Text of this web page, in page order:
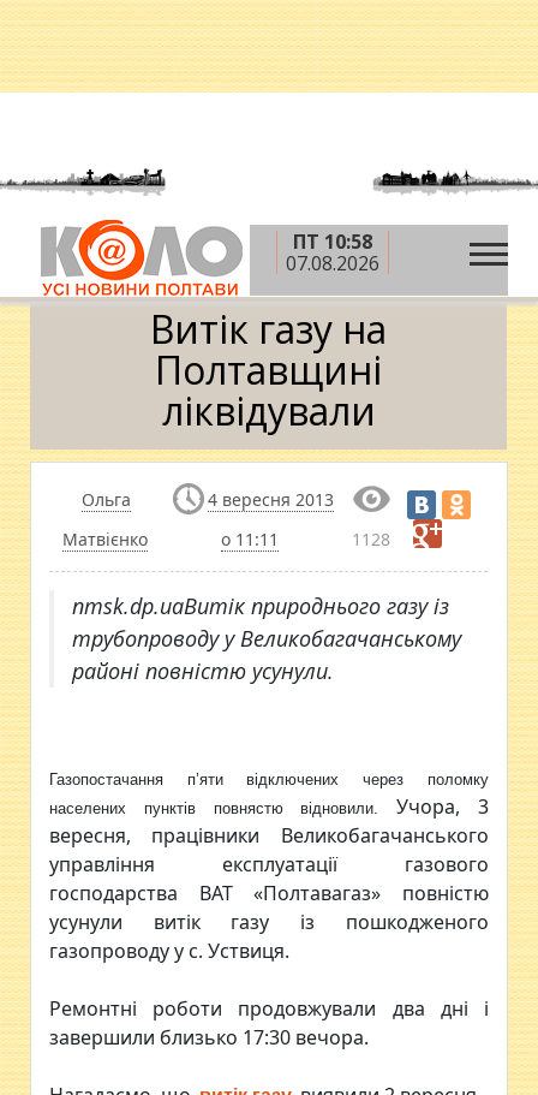
ПТ 10:58
07.08.2026
Головна » Новини »
Витік газу на Полтавщині
ліквідували
Витік газу на
Полтавщині
ліквідували
Ольга
Матвієнко
4 вересня 2013
о 11:11
1128
nmsk.dp.uaВитік природнього газу із
трубопроводу у Великобагачанському
районі повністю усунули.
Газопостачання п’яти відключених через поломку
населених пунктів повнястю відновили. Учора, 3
вересня, працівники Великобагачанського
управління експлуатації газового
господарства ВАТ «Полтавагаз» повністю
усунули витік газу із пошкодженого
газопроводу у с. Уствиця.
Ремонтні роботи продовжували два дні і
завершили близько 17:30 вечора.